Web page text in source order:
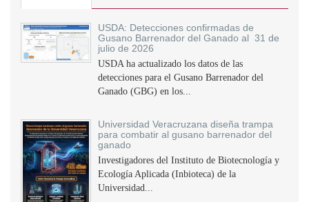
USDA: Detecciones confirmadas de
Gusano Barrenador del Ganado al 31 de
julio de 2026
USDA ha actualizado los datos de las
detecciones para el Gusano Barrenador del
Ganado (GBG) en los...
Universidad Veracruzana diseña trampa
para combatir al gusano barrenador del
ganado
Investigadores del Instituto de Biotecnología y
Ecología Aplicada (Inbioteca) de la
Universidad...